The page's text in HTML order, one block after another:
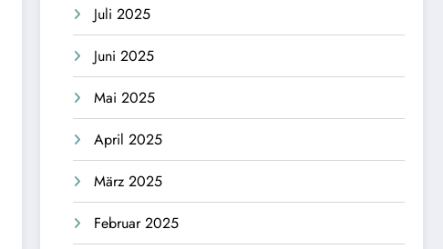
Juli 2025
Juni 2025
Mai 2025
April 2025
März 2025
Februar 2025